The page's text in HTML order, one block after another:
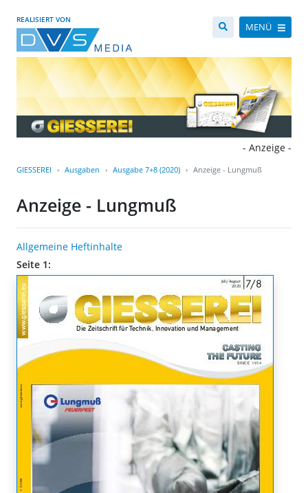
REALISIERT VON
MENÜ
- Anzeige -
GIESSEREI Ausgaben Ausgabe 7+8 (2020) Anzeige - Lungmuß
Anzeige - Lungmuß
Allgemeine Heftinhalte
Seite 1: